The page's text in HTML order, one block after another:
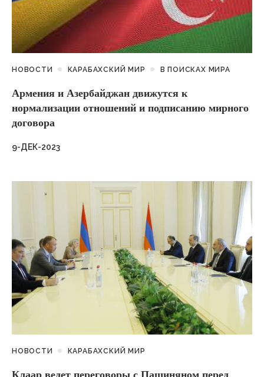
НОВОСТИ КАРАБАХСКИЙ МИР В ПОИСКАХ МИРА
Армения и Азербайджан движутся к
нормализации отношений и подписанию мирного
договора
9-ДЕК-2023
НОВОСТИ КАРАБАХСКИЙ МИР